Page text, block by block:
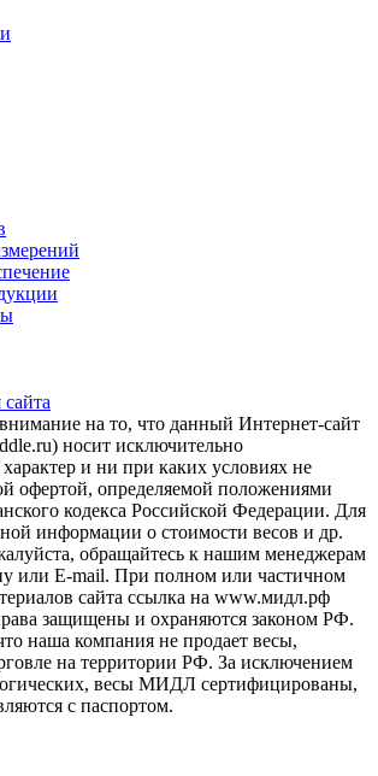
на то, что данный Интернет-сайт
носит исключительно
и ни при каких условиях не
офертой, определяемой положениями
кодекса Российской Федерации. Для
информации о стоимости весов и др.
обращайтесь к нашим менеджерам
или E-mail. При полном или частичном
сайта ссылка на www.мидл.рф
защищены и охраняются законом РФ.
наша компания не продает весы,
на территории РФ. За исключением
весы МИДЛ сертифицированы,
с паспортом.